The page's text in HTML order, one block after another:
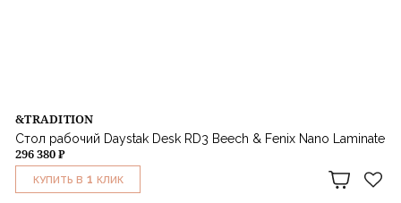
&TRADITION
Стол рабочий Daystak Desk RD3 Beech & Fenix Nano Laminate
296 380 ₽
КУПИТЬ В 1 КЛИК